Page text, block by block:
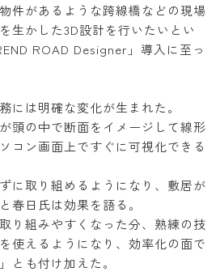
件があるような跨線橋などの現場
生かした3D設計を行いたいとい
ROAD Designer」導入に至っ
には明確な変化が生まれた。
頭の中で断面をイメージして線形
コン画面上ですぐに可視化できる
に取り組めるようになり、敷居が
春日氏は効果を語る。
り組みやすくなった分、熟練の技
使えるようになり、効率化の面で
とも付け加えた。